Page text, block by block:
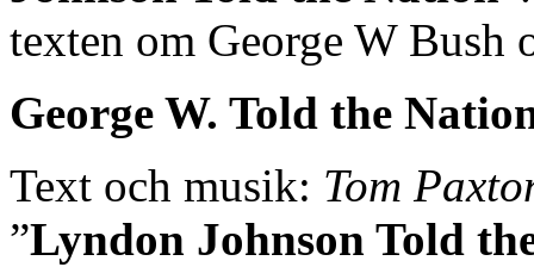
texten om George W Bush
George W. Told the
Text och musik: Tom
”Lyndon Johnson Told